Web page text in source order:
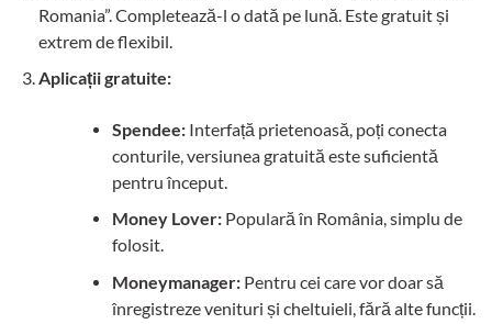
Romania”. Completează-l o dată pe lună. Este gratuit și
extrem de flexibil.
Aplicații gratuite:
Spendee:Interfață prietenoasă, poți conecta
conturile, versiunea gratuită este suficientă
pentru început.
Money Lover:Populară în România, simplu de
folosit.
Moneymanager:Pentru cei care vor doar să
înregistreze venituri și cheltuieli, fără alte funcții.